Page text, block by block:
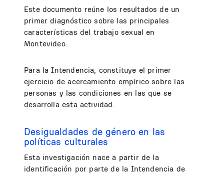
Este documento reúne los resultados de un
primer diagnóstico sobre las principales
características del trabajo sexual en
Montevideo.
Para la Intendencia, constituye el primer
ejercicio de acercamiento empírico sobre las
personas y las condiciones en las que se
desarrolla esta actividad.
Desigualdades de género en las
políticas culturales
Esta investigación nace a partir de la
identificación por parte de la Intendencia de